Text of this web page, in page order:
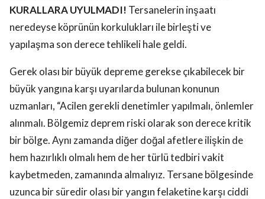
KURALLARA UYULMADI! Tersanelerin inşaatı
neredeyse köprünün korkulukları ile birleşti ve
yapılaşma son derece tehlikeli hale geldi.
Gerek olası bir büyük depreme gerekse çıkabilecek bir
büyük yangına karşı uyarılarda bulunan konunun
uzmanları, “Acilen gerekli denetimler yapılmalı, önlemler
alınmalı. Bölgemiz deprem riski olarak son derece kritik
bir bölge. Aynı zamanda diğer doğal afetlere ilişkin de
hem hazırlıklı olmalı hem de her türlü tedbiri vakit
kaybetmeden, zamanında almalıyız. Tersane bölgesinde
uzunca bir süredir olası bir yangın felaketine karşı ciddi